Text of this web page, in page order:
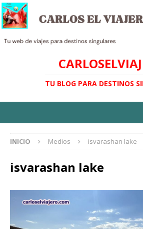
TU BLOG PARA DESTINOS
INICIO Medios isvarashan lake
isvarashan lake